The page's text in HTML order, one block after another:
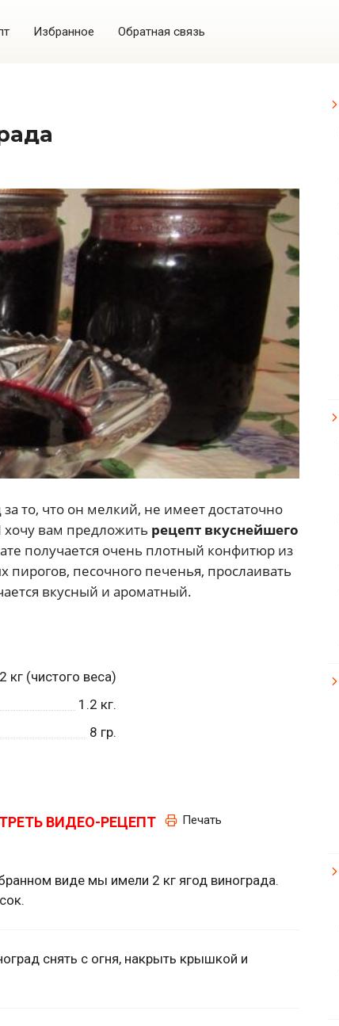
Избранное Обратная связь
то, что он мелкий, не имеет достаточно
хочу вам предложить рецепт вкуснейшего
получается очень плотный конфитюр из
песочного печенья, прослаивать
вкусный и ароматный.
2 кг (чистого веса)
1.2 кг.
8 гр.
ВИДЕО-РЕЦЕПТ Печать
виде мы имели 2 кг ягод винограда.
снять с огня, накрыть крышкой и